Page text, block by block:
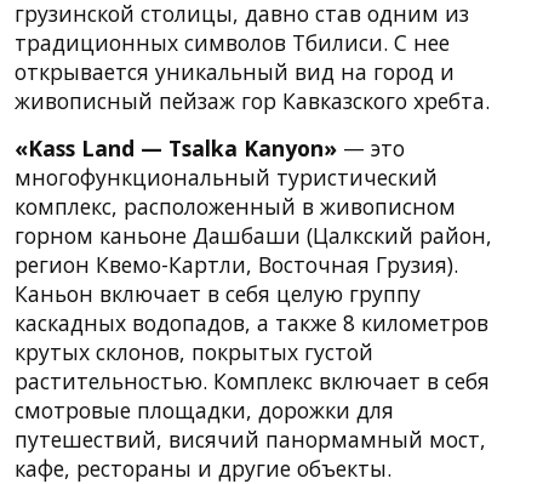
грузинской столицы, давно став одним из
традиционных символов Тбилиси. С нее
открывается уникальный вид на город и
живописный пейзаж гор Кавказского хребта.
«Kass Land — Tsalka Kanyon» — это
многофункциональный туристический
комплекс, расположенный в живописном
горном каньоне Дашбаши (Цалкский район,
регион Квемо-Картли, Восточная Грузия).
Каньон включает в себя целую группу
каскадных водопадов, а также 8 километров
крутых склонов, покрытых густой
растительностью. Комплекс включает в себя
смотровые площадки, дорожки для
путешествий, висячий панормамный мост,
кафе, рестораны и другие объекты.